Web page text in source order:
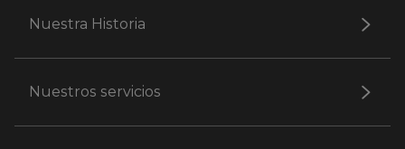
Nuestra Historia
Nuestros servicios